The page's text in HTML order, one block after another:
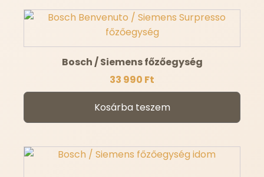
Bosch / Siemens főzőegység
33 990 Ft
Kosárba teszem